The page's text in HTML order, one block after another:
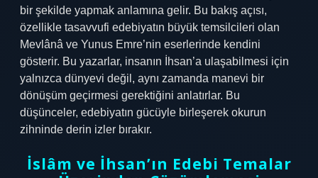
bir şekilde yapmak anlamına gelir. Bu bakış açısı,
özellikle tasavvufi edebiyatın büyük temsilcileri olan
Mevlânâ ve Yunus Emre’nin eserlerinde kendini
gösterir. Bu yazarlar, insanın İhsan’a ulaşabilmesi için
yalnızca dünyevi değil, aynı zamanda manevi bir
dönüşüm geçirmesi gerektiğini anlatırlar. Bu
düşünceler, edebiyatın gücüyle birleşerek okurun
zihninde derin izler bırakır.
İslâm ve İhsan’ın Edebi Temalar